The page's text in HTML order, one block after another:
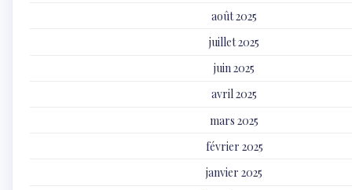
août 2025
juillet 2025
juin 2025
avril 2025
mars 2025
février 2025
janvier 2025